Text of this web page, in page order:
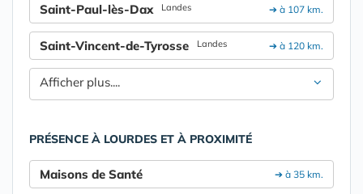
➔ à 107 km.
Saint-Paul-lès-Dax Landes
➔ à 120 km.
Saint-Vincent-de-Tyrosse Landes
Afficher plus....
PRÉSENCE À LOURDES ET À PROXIMITÉ
➔ à 35 km.
Maisons de Santé